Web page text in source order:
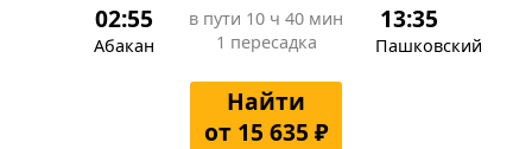
02:55
Абакан
в пути 10 ч 40 мин
1 пересадка
13:35
Пашковский
Найти
от 15 635 ₽